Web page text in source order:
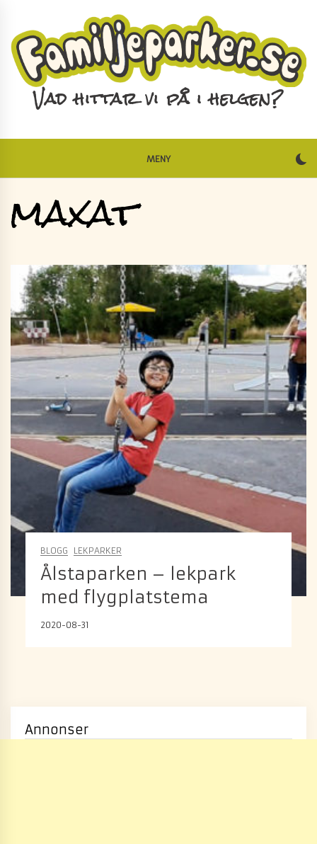
content
Vad hittar vi på i helgen?
MENY
maxat
BLOGG LEKPARKER
Ålstaparken – lekpark
med flygplatstema
2020-08-31
Annonser